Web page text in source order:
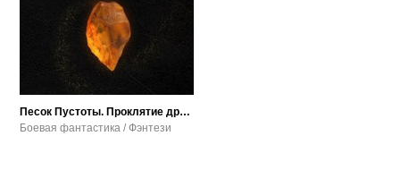
Песок Пустоты. Проклятие древней крови
Боевая фантастика / Фэнтези